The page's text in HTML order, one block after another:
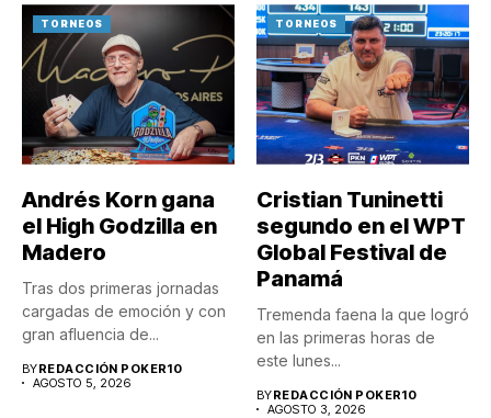
TORNEOS
Andrés Korn gana
el High Godzilla en
Madero
Tras dos primeras jornadas
cargadas de emoción y con
gran afluencia de...
BYREDACCIÓN POKER10
AGOSTO 5, 2026
TORNEOS
Cristian Tuninetti
segundo en el WPT
Global Festival de
Panamá
Tremenda faena la que logró
en las primeras horas de
este lunes...
BYREDACCIÓN POKER10
AGOSTO 3, 2026